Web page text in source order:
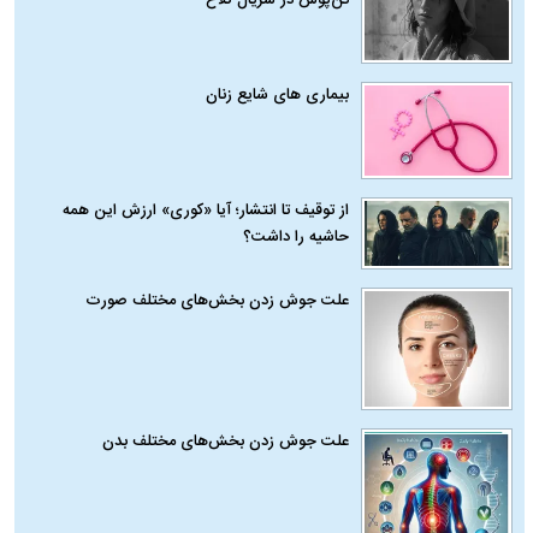
بیماری‌ های شایع زنان
از توقیف تا انتشار؛ آیا «کوری» ارزش این همه
حاشیه را داشت؟
علت جوش زدن بخش‌های مختلف صورت
علت جوش زدن بخش‌های مختلف بدن